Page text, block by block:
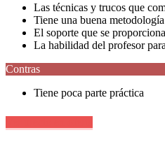
Las técnicas y trucos que
Tiene una buena metodología
El soporte que se
La habilidad del profesor
Contras
Tiene poca parte práctica